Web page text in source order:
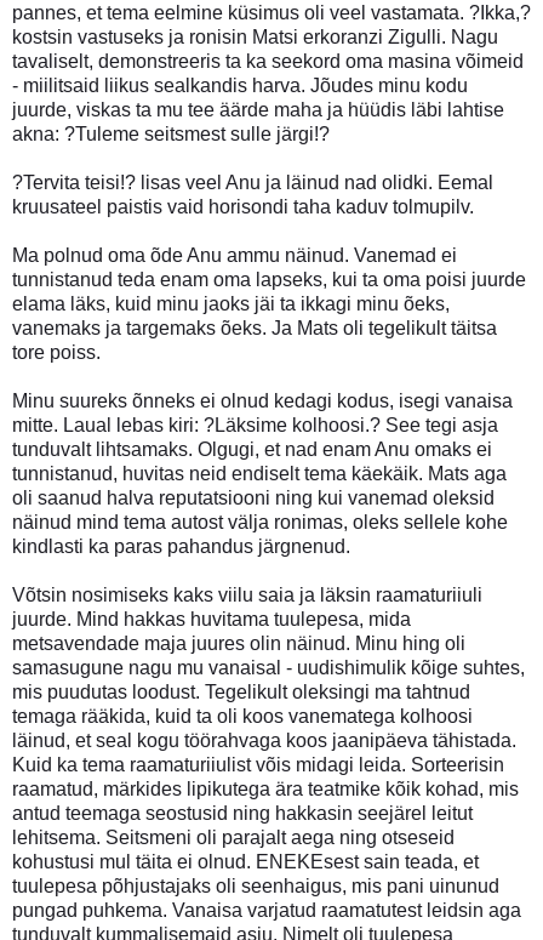
pannes, et tema eelmine küsimus oli veel vastamata. ?Ikka,?
kostsin vastuseks ja ronisin Matsi erkoranzi Zigulli. Nagu
tavaliselt, demonstreeris ta ka seekord oma masina võimeid
- miilitsaid liikus sealkandis harva. Jõudes minu kodu
juurde, viskas ta mu tee äärde maha ja hüüdis läbi lahtise
akna: ?Tuleme seitsmest sulle järgi!?
?Tervita teisi!? lisas veel Anu ja läinud nad olidki. Eemal
kruusateel paistis vaid horisondi taha kaduv tolmupilv.
Ma polnud oma õde Anu ammu näinud. Vanemad ei
tunnistanud teda enam oma lapseks, kui ta oma poisi juurde
elama läks, kuid minu jaoks jäi ta ikkagi minu õeks,
vanemaks ja targemaks õeks. Ja Mats oli tegelikult täitsa
tore poiss.
Minu suureks õnneks ei olnud kedagi kodus, isegi vanaisa
mitte. Laual lebas kiri: ?Läksime kolhoosi.? See tegi asja
tunduvalt lihtsamaks. Olgugi, et nad enam Anu omaks ei
tunnistanud, huvitas neid endiselt tema käekäik. Mats aga
oli saanud halva reputatsiooni ning kui vanemad oleksid
näinud mind tema autost välja ronimas, oleks sellele kohe
kindlasti ka paras pahandus järgnenud.
Võtsin nosimiseks kaks viilu saia ja läksin raamaturiiuli
juurde. Mind hakkas huvitama tuulepesa, mida
metsavendade maja juures olin näinud. Minu hing oli
samasugune nagu mu vanaisal - uudishimulik kõige suhtes,
mis puudutas loodust. Tegelikult oleksingi ma tahtnud
temaga rääkida, kuid ta oli koos vanematega kolhoosi
läinud, et seal kogu töörahvaga koos jaanipäeva tähistada.
Kuid ka tema raamaturiiulist võis midagi leida. Sorteerisin
raamatud, märkides lipikutega ära teatmike kõik kohad, mis
antud teemaga seostusid ning hakkasin seejärel leitut
lehitsema. Seitsmeni oli parajalt aega ning otseseid
kohustusi mul täita ei olnud. ENEKEsest sain teada, et
tuulepesa põhjustajaks oli seenhaigus, mis pani uinunud
pungad puhkema. Vanaisa varjatud raamatutest leidsin aga
tunduvalt kummalisemaid asju. Nimelt oli tuulepesa